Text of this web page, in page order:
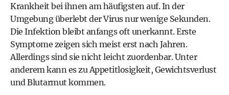
Krankheit bei ihnen am häufigsten auf. In der
Umgebung überlebt der Virus nur wenige Sekunden.
Die Infektion bleibt anfangs oft unerkannt. Erste
Symptome zeigen sich meist erst nach Jahren.
Allerdings sind sie nicht leicht zuordenbar. Unter
anderem kann es zu Appetitlosigkeit, Gewichtsverlust
und Blutarmut kommen.